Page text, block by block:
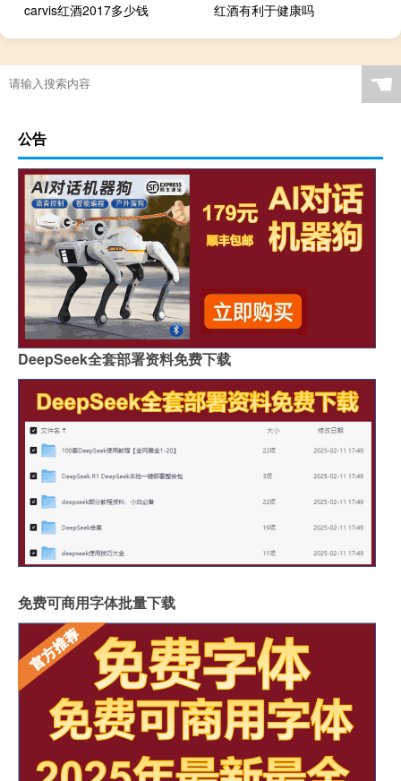
carvis红酒2017多少钱
红酒有利于健康吗
☚
公告
DeepSeek全套部署资料免费下载
免费可商用字体批量下载